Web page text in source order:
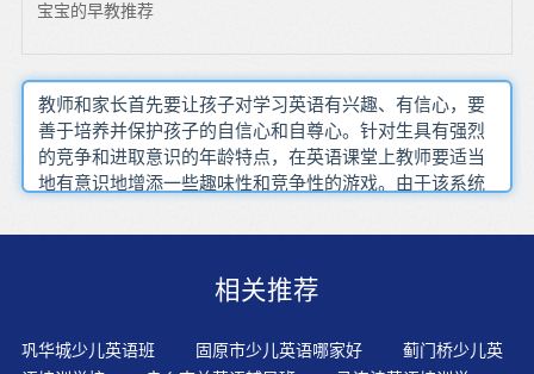
宝宝的早教推荐
教师和家长首先要让孩子对学习英语有兴趣、有信心，要
善于培养并保护孩子的自信心和自尊心。针对生具有强烈
的竞争和进取意识的年龄特点，在英语课堂上教师要适当
地有意识地增添一些趣味性和竞争性的游戏。由于该系统
持，因为这样做会为自己打下坚实的基础！?该读的读、该
惯。字词故事是进入英语故事教学的第一步，其焦点放在
其实并不是文凭或学历的竞争，而是阅读能力的竞争（奥
巴马语）?奥巴马已将美国孩子的阅读能力提升到了美国国
相关推荐
巩华城少儿英语班 固原市少儿英语哪家好
蓟门桥少儿英